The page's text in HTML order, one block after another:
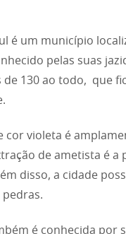
é um município
pelas suas
130 ao todo, que
cor violeta é
de ametista é a
disso, a cidade
pedras.
é conhecida por